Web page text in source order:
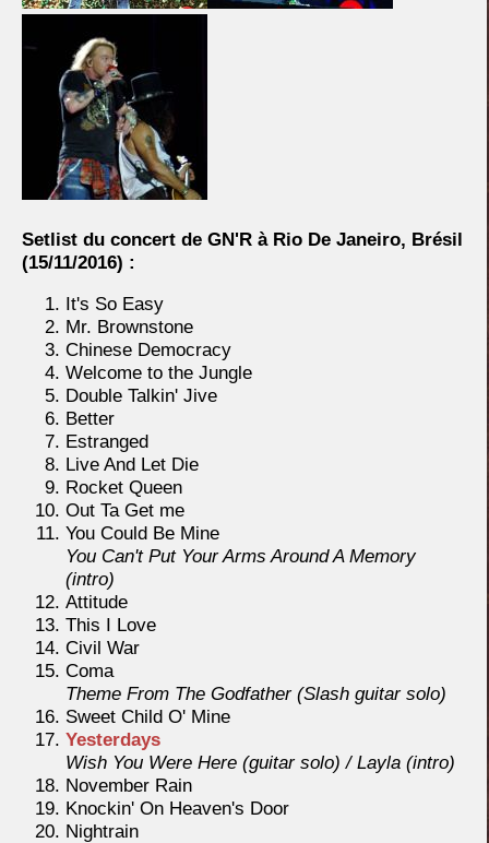
Setlist du concert de GN'R à Rio De Janeiro, Brésil
(15/11/2016) :
It's So Easy
Mr. Brownstone
Chinese Democracy
Welcome to the Jungle
Double Talkin' Jive
Better
Estranged
Live And Let Die
Rocket Queen
Out Ta Get me
You Could Be Mine
You Can't Put Your Arms Around A Memory
(intro)
Attitude
This I Love
Civil War
Coma
Theme From The Godfather (Slash guitar solo)
Sweet Child O' Mine
Yesterdays
Wish You Were Here (guitar solo) / Layla (intro)
November Rain
Knockin' On Heaven's Door
Nightrain